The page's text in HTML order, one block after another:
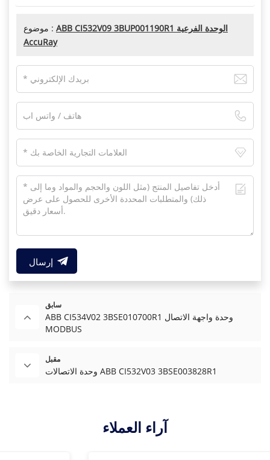
موضوع : ABB CI532V09 3BUP001190R1 الوحدة الفرعية
AccuRay
إرسال
سابق
ABB CI534V02 3BSE010700R1 وحدة واجهة الاتصال
MODBUS
مقبل
وحدة الاتصالات ABB CI532V03 3BSE003828R1
آراء العملاء